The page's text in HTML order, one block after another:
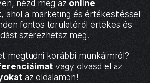
nézd meg az online
, ahol a marketing és értékesítéssel
fontos területéről értékes és
szerezhetsz meg.
megtudni korábbi munkáimról?
vagy olvasd el az
az oldalamon!